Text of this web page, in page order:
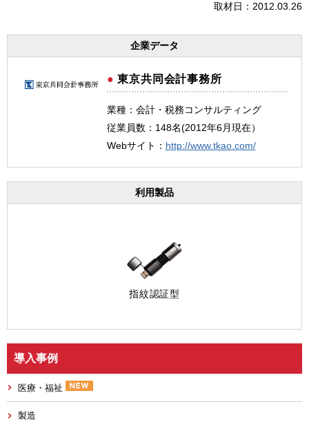
取材日：2012.03.26
企業データ
東京共同会計事務所
業種：会計・税務コンサルティング
従業員数：148名(2012年6月現在）
Webサイト： http://www.tkao.com/
利用製品
指紋認証型
導入事例
医療・福祉
製造